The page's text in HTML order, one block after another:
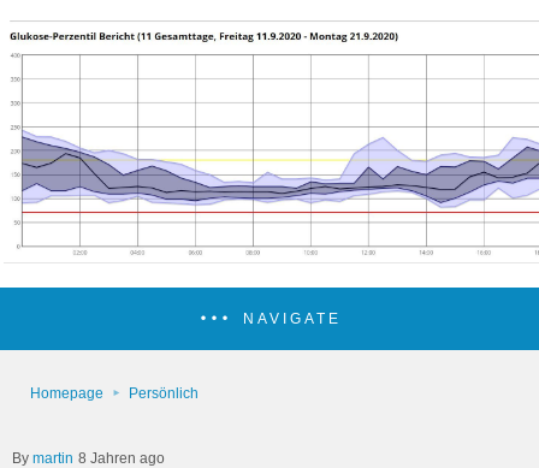
NAVIGATE
Homepage Persönlich
martin 8 Jahren ago